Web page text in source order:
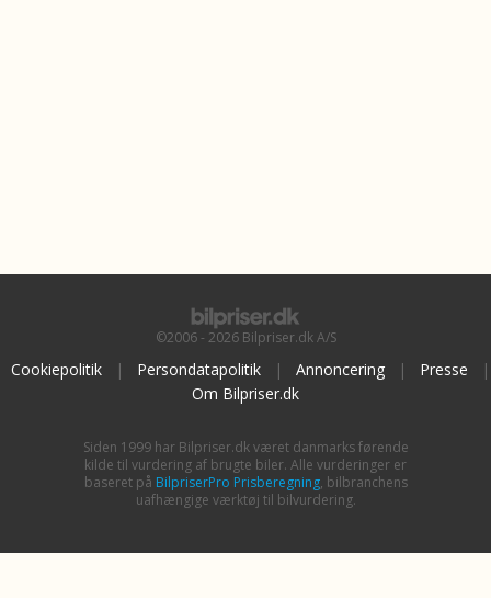
©2006 - 2026 Bilpriser.dk A/S
Cookiepolitik | Persondatapolitik | Annoncering | Presse
|
Om Bilpriser.dk
Siden 1999 har Bilpriser.dk været danmarks førende
kilde til vurdering af brugte biler. Alle vurderinger er
baseret på BilpriserPro Prisberegning, bilbranchens
uafhængige værktøj til bilvurdering.